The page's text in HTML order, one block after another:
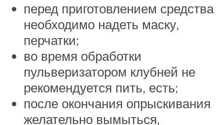
перед приготовлением средства
необходимо надеть маску,
перчатки;
во время обработки
пульверизатором клубней не
рекомендуется пить, есть;
после окончания опрыскивания
желательно вымыться,